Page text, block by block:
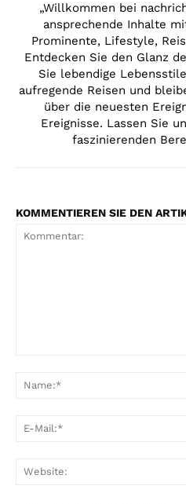
„Willkommen bei
ansprechende Inhalte
Prominente, Lifestyle,
Entdecken Sie den Glanz
Sie lebendige
aufregende Reisen und
über die neuesten
Ereignisse. Lassen Sie
faszinierenden
KOMMENTIEREN SIE DEN